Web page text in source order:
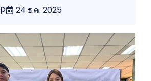
24 ธ.ค. 2025